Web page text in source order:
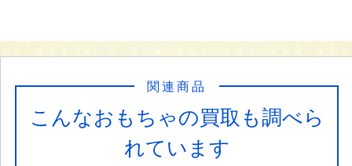
こんなおもちゃの買取も調べら
れています
関連商品